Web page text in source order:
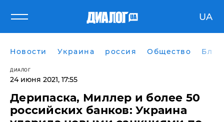
UA
Новости Украина россия Общество
ДИАЛОГ
24 июня 2021, 17:55
Дерипаска, Миллер и более 50
российских банков: Украина